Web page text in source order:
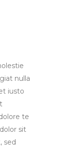
nulla
iusto
te
sit
sed